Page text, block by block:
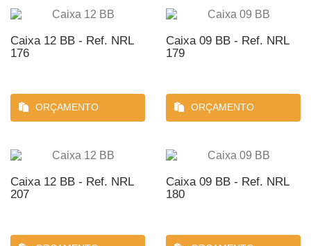
Caixa 12 BB - Ref. NRL
176
ORÇAMENTO
Caixa 09 BB - Ref. NRL
179
ORÇAMENTO
Caixa 12 BB - Ref. NRL
207
Caixa 09 BB - Ref. NRL
180